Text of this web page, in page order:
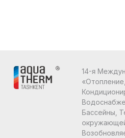
14-я
Бассейны,